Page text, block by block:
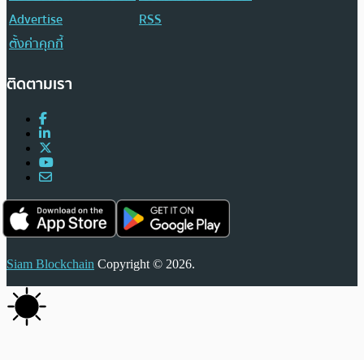
Advertise
RSS
ตั้งค่าคุกกี้
ติดตามเรา
Siam Blockchain Copyright © 2026.